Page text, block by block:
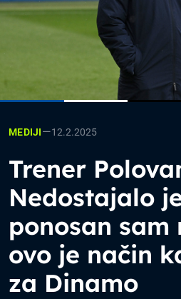
MEDIJI—12.2.2025
Trener
Nedostajalo
ponosan sam
ovo je način
za Dinamo